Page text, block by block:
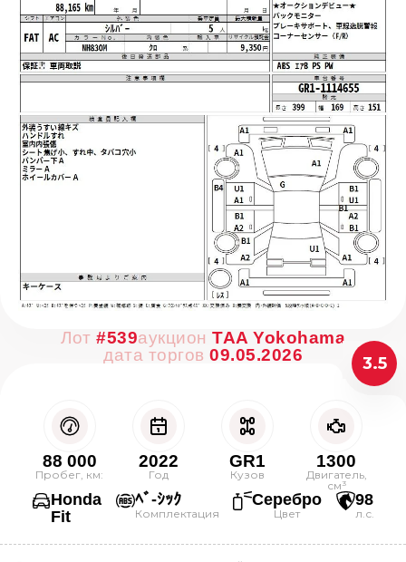
Лот #539аукцион TAA Yokohama
дата торгов 09.05.2026 3.5
88 000
Пробег, км:
2022
Год
GR1
Кузов
1300
Двигатель,
см³
Honda
Fit
ﾍﾞ-ｼｯｸ
Комплектация
Серебро
Цвет
98
л.с.